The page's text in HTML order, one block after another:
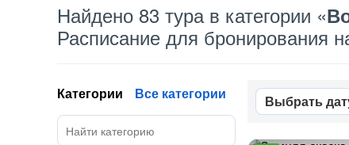
Найдено 83 тура в категории «
Расписание для бронирования
Выбрать
Категории Все категории